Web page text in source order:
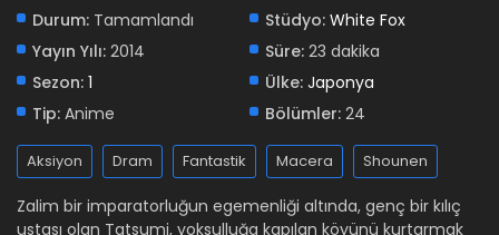
Durum: Tamamlandı Stüdyo: White Fox
Yayın Yılı: 2014 Süre: 23 dakika
Sezon: 1 Ülke: Japonya
Tip: Anime Bölümler: 24
Aksiyon Dram Fantastik Macera Shounen
Zalim bir imparatorluğun egemenliği altında, genç bir kılıç
ustası olan Tatsumi, yoksulluğa kapılan köyünü kurtarmak